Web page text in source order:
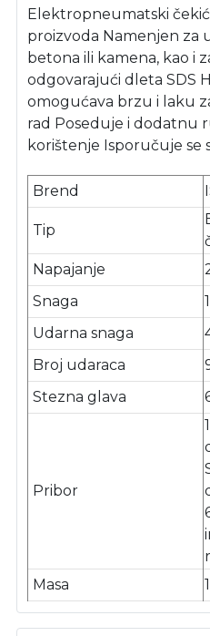
Elektropneumatski čekić
proizvoda Namenjen za
betona ili kamena, kao i
odgovarajući dleta SDS
omogućava brzu i laku
rad Poseduje i dodatnu
korištenje Isporučuje se
Brend
Tip
Napajanje
Snaga
Udarna snaga
Broj udaraca
Stezna glava
Pribor
Masa